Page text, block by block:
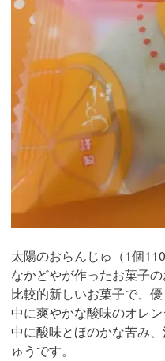
太陽のおらんじゅ（1個
なかどやが作ったお菓子
比較的新しいお菓子で、
中に爽やかな酸味のオレ
中に酸味とほのかな苦み
ゅうです。